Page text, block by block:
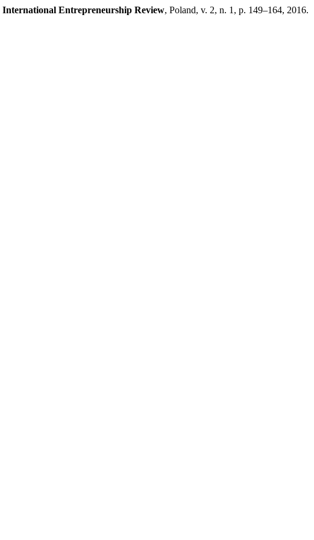
International Entrepreneurship Review, Poland, v. 2, n. 1, p. 149–164, 2016.